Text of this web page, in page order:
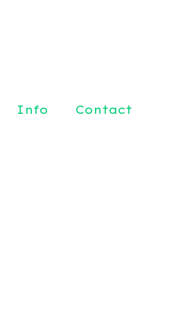
Info Contact